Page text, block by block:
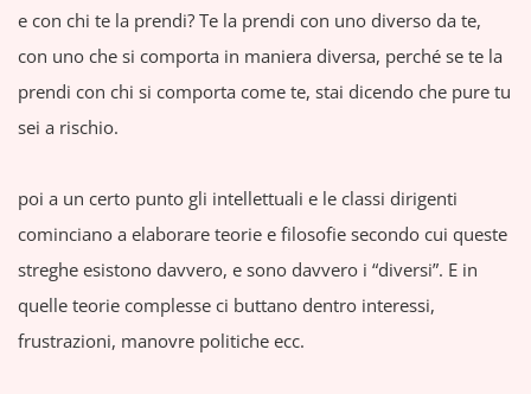
e con chi te la prendi? Te la prendi con uno diverso da te,
con uno che si comporta in maniera diversa, perché se te la
prendi con chi si comporta come te, stai dicendo che pure tu
sei a rischio.
poi a un certo punto gli intellettuali e le classi dirigenti
cominciano a elaborare teorie e filosofie secondo cui queste
streghe esistono davvero, e sono davvero i “diversi”. E in
quelle teorie complesse ci buttano dentro interessi,
frustrazioni, manovre politiche ecc.